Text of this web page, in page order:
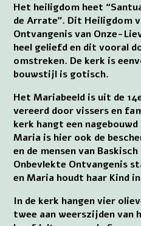
Het heiligdom heet
de Arrate”. Dit Heiligdom
Ontvangenis van Onze-
heel geliefd en dit vooral
omstreken. De kerk is
bouwstijl is gotisch.
Het Mariabeeld is uit de
vereerd door vissers en
kerk hangt een
Maria is hier ook de
en de mensen van
Onbevlekte Ontvangenis
en Maria houdt haar Kind
In de kerk hangen vier
twee aan weerszijden van